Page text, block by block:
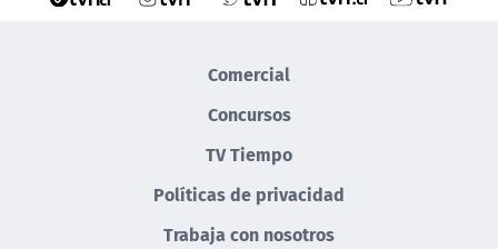
Comercial
Concursos
TV Tiempo
Políticas de privacidad
Trabaja con nosotros